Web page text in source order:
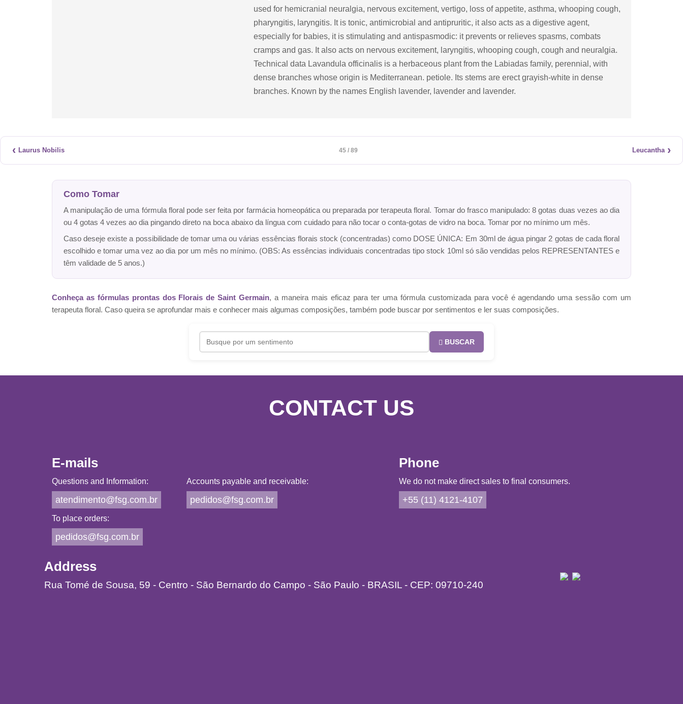
used for hemicranial neuralgia, nervous excitement, vertigo, loss of appetite, asthma, whooping cough,
pharyngitis, laryngitis. It is tonic, antimicrobial and antipruritic, it also acts as a digestive agent,
especially for babies, it is stimulating and antispasmodic: it prevents or relieves spasms, combats
cramps and gas. It also acts on nervous excitement, laryngitis, whooping cough, cough and neuralgia.
Technical data Lavandula officinalis is a herbaceous plant from the Labiadas family, perennial, with
dense branches whose origin is Mediterranean. petiole. Its stems are erect grayish-white in dense
branches. Known by the names English lavender, lavender and lavender.
‹ Laurus Nobilis 45 / 89 Leucantha ›
Como Tomar
A manipulação de uma fórmula floral pode ser feita por farmácia homeopática ou preparada por terapeuta floral. Tomar do frasco manipulado: 8 gotas duas vezes ao dia
ou 4 gotas 4 vezes ao dia pingando direto na boca abaixo da língua com cuidado para não tocar o conta-gotas de vidro na boca. Tomar por no mínimo um mês.
Caso deseje existe a possibilidade de tomar uma ou várias essências florais stock (concentradas) como DOSE ÚNICA: Em 30ml de água pingar 2 gotas de cada floral
escolhido e tomar uma vez ao dia por um mês no mínimo. (OBS: As essências individuais concentradas tipo stock 10ml só são vendidas pelos REPRESENTANTES e
têm validade de 5 anos.)
Conheça as fórmulas prontas dos Florais de Saint Germain, a maneira mais eficaz para ter uma fórmula customizada para você é agendando uma sessão com um
terapeuta floral. Caso queira se aprofundar mais e conhecer mais algumas composições, também pode buscar por sentimentos e ler suas composições.
BUSCAR
CONTACT US
E-mails
Questions and Information:
atendimento@fsg.com.br
Accounts payable and receivable:
pedidos@fsg.com.br
To place orders:
pedidos@fsg.com.br
Phone
We do not make direct sales to final consumers.
+55 (11) 4121-4107
Address
Rua Tomé de Sousa, 59 - Centro - São Bernardo do Campo - São Paulo - BRASIL - CEP: 09710-240